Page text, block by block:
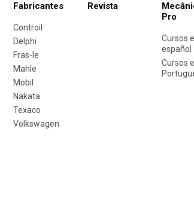
Fabricantes
Controil
Delphi
Fras-le
Mahle
Mobil
Nakata
Texaco
Volkswagen
Revista
Pro
Cursos
español
Cursos